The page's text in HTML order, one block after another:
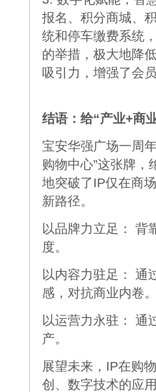
报名、积分商城、
统和停车缴费系统
的举措，极大地降
吸引力，增强了会
结语：给“产业+商
宝安华强广场一周
购物中心”这张牌
地突破了IP仅在商
新路径。
以品牌力立足： 背
度。
以内容力驻足： 通
感，对抗商业内卷
以运营力永驻： 通
产。
展望未来，IP在购
创、数字技术的应